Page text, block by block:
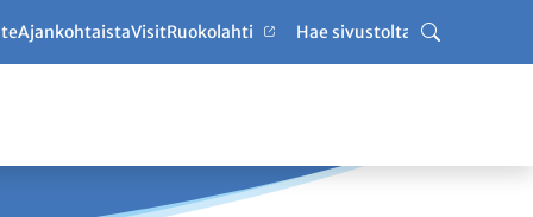
AjankohtaistaVisitRuokolahti
Haku